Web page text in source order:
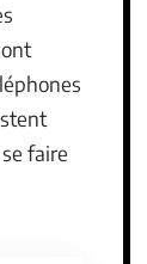
faire